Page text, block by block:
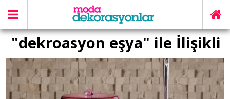
"dekroasyon eşya" ile İlişikli
yazılar